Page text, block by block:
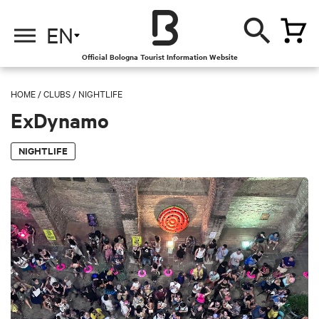
EN
Official Bologna Tourist Information Website
HOME /CLUBS / NIGHTLIFE
ExDynamo
NIGHTLIFE